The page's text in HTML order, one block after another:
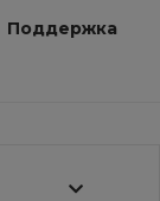
Поддержка